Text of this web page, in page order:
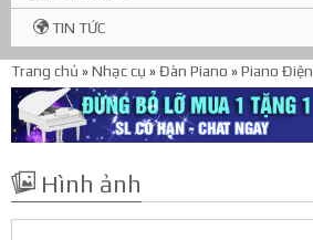
TIN TỨC
Trang chủ »Nhạc cụ »Đàn Piano »Piano Điện
Hình ảnh